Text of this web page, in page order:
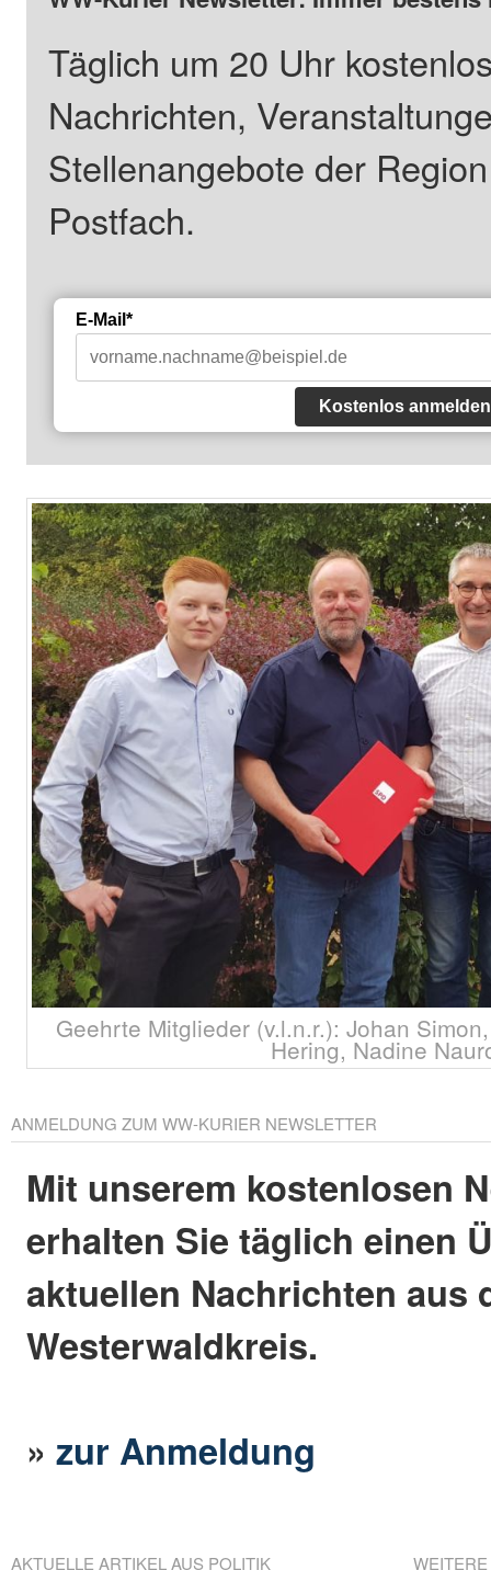
Täglich um 20 Uhr
Nachrichten,
Stellenangebote der
Postfach.
E-Mail*
Kostenlos anmelden
Geehrte Mitglieder (v.l.n.r.): Johan
Hering, Nadine
ANMELDUNG ZUM WW-KURIER NEWSLETTER
Mit unserem kostenlosen
erhalten Sie täglich einen
aktuellen Nachrichten aus
Westerwaldkreis.
»zur Anmeldung
AKTUELLE ARTIKEL AUS POLITIK